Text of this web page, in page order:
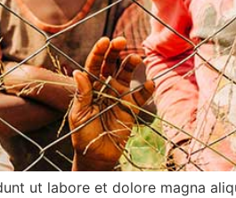
ut labore et dolore magna